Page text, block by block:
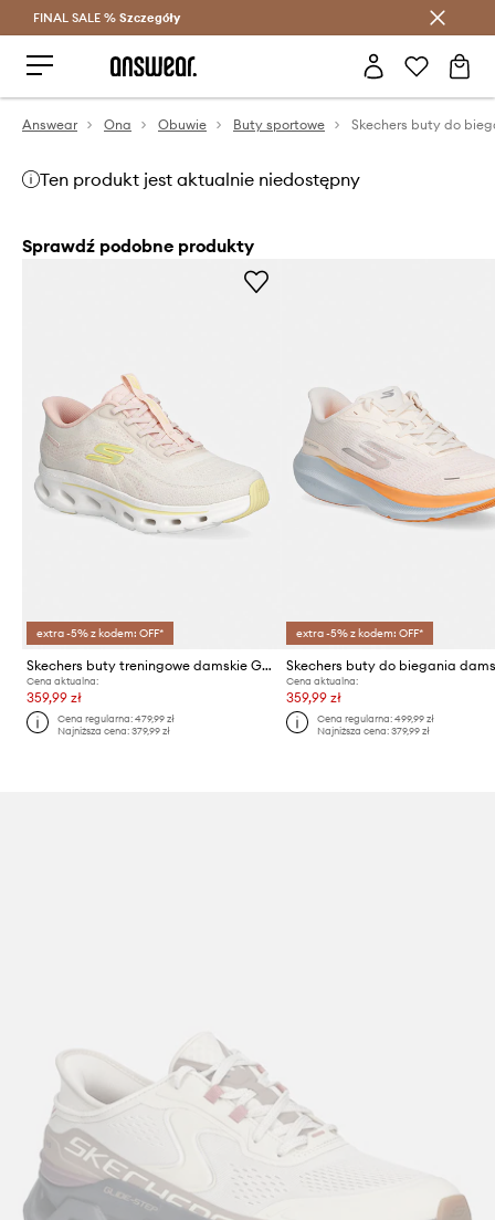
Oszczędzaj z Answear Club >
FINAL SALE % Szczegóły
Answear Ona Obuwie Buty sportowe
Ten produkt jest aktualnie niedostępny
Sprawdź podobne produkty
extra -5% z kodem: OFF*
Skechers buty treningowe damskie GO WALK GLIDE-STEP
Cena aktualna:
359,99 zł
Cena regularna:479,99 zł
Najniższa cena:379,99 zł
extra -5% z kodem: OFF*
Cena aktualna:
359,99 zł
Cena regularna: 499,99 zł
Najniższa cena: 379,99 zł